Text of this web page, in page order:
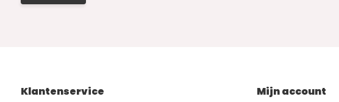
Klantenservice Mijn account